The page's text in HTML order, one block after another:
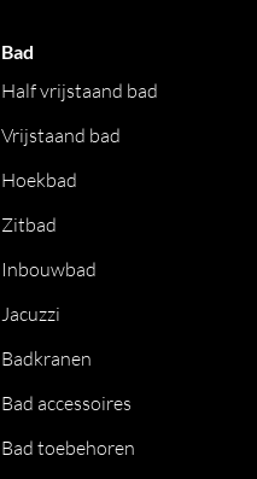
Bad
Half vrijstaand bad
Vrijstaand bad
Hoekbad
Zitbad
Inbouwbad
Jacuzzi
Badkranen
Bad accessoires
Bad toebehoren